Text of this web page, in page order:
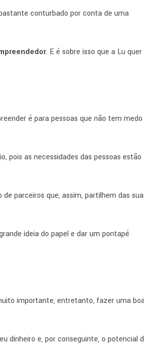
conturbado por conta de uma
. E é sobre isso que a Lu quer
é para pessoas que não tem medo
pois as necessidades das pessoas estão
parceiros que, assim, partilhem das
ideia do papel e dar um pontapé
importante, entretanto, fazer uma
dinheiro e, por conseguinte, o potencial